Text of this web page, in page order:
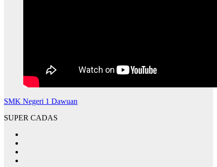
SMK Negeri 1 Dawuan
SUPER CADAS